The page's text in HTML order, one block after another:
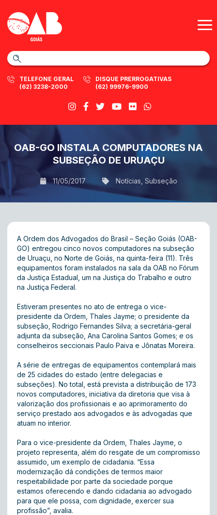
TELEFONE GERAL
(62) 3238-2000
DISQUE PRERROGATIVAS
(62) 99976-9900
OAB-GO INSTALA COMPUTADORES NA
SUBSEÇÃO DE URUAÇU
11/05/2017 Notícias Subseção
A Ordem dos Advogados do Brasil – Seção Goiás (OAB-
GO) entregou cinco novos computadores na subseção
de Uruaçu, no Norte de Goiás, na quinta-feira (11). Três
equipamentos foram instalados na sala da OAB no Fórum
da Justiça Estadual, um na Justiça do Trabalho e outro
na Justiça Federal.
Estiveram presentes no ato de entrega o vice-
presidente da Ordem, Thales Jayme; o presidente da
subseção, Rodrigo Fernandes Silva; a secretária-geral
adjunta da subseção, Ana Carolina Santos Gomes; e os
conselheiros seccionais Paulo Paiva e Jônatas Moreira.
A série de entregas de equipamentos contemplará mais
de 25 cidades do estado (entre delegacias e
subseções). No total, está prevista a distribuição de 173
novos computadores, iniciativa da diretoria que visa à
valorização dos profissionais e ao aprimoramento do
serviço prestado aos advogados e às advogadas que
atuam no interior.
Para o vice-presidente da Ordem, Thales Jayme, o
projeto representa, além do resgate de um compromisso
assumido, um exemplo de cidadania. “Essa
modernização dá condições de termos maior
respeitabilidade por parte da sociedade porque
estamos oferecendo e dando cidadania ao advogado
para que ele possa, com dignidade, exercer sua
profissão”, avalia.